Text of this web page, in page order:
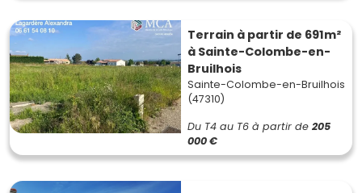
Terrain à partir de 691m²
à Sainte-Colombe-en-
Bruilhois
Sainte-Colombe-en-Bruilhois
(47310)
Du T4 au T6 à partir de 205
000 €